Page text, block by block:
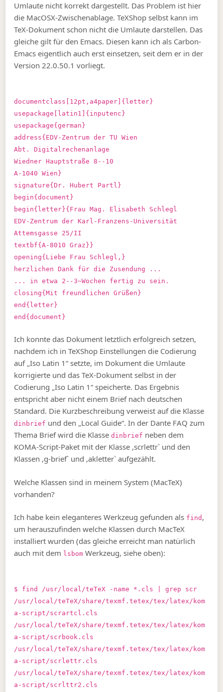
Umlaute nicht korrekt dargestellt. Das Problem ist hier
die MacOSX-Zwischenablage. TeXShop selbst kann im
TeX-Dokument schon nicht die Umlaute darstellen. Das
gleiche gilt für den Emacs. Diesen kann ich als Carbon-
Emacs eigentlich auch erst einsetzen, seit dem er in der
Version 22.0.50.1 vorliegt.
documentclass[12pt,a4paper]{letter}
usepackage[latin1]{inputenc}
usepackage{german}
address{EDV-Zentrum der TU Wien
Abt. Digitalrechenanlage
Wiedner Hauptstraße 8--10
A-1040 Wien}
signature{Dr. Hubert Partl}
begin{document}
begin{letter}{Frau Mag. Elisabeth Schlegl
EDV-Zentrum der Karl-Franzens-Universität
Attemsgasse 25/II
textbf{A-8010 Graz}}
opening{Liebe Frau Schlegl,}
herzlichen Dank für die Zusendung ...
... in etwa 2--3~Wochen fertig zu sein.
closing{Mit freundlichen Grüßen}
end{letter}
end{document}
Ich konnte das Dokument letztlich erfolgreich setzen,
nachdem ich in TeXShop Einstellungen die Codierung
auf „Iso Latin 1“ setzte, im Dokument die Umlaute
korrigierte und das TeX-Dokument selbst in der
Codierung „Iso Latin 1“ speicherte. Das Ergebnis
entspricht aber nicht einem Brief nach deutschen
Standard. Die Kurzbeschreibung verweist auf die Klasse
dinbrief und den „Local Guide“. In der Dante FAQ zum
Thema Brief wird die Klassedinbrief neben dem
KOMA-Script-Paket mit der Klasse ,scrlettr` und den
Klassen ,g-brief` und ,akletter` aufgezählt.
Welche Klassen sind in meinem System (MacTeX)
vorhanden?
Ich habe kein eleganteres Werkzeug gefunden als find ,
um herauszufinden welche Klassen durch MacTeX
installiert wurden (das gleiche erreicht man natürlich
auch mit dem lsbom Werkzeug, siehe oben):
$ find /usr/local/teTeX -name *.cls | grep scr
/usr/local/teTeX/share/texmf.tetex/tex/latex/kom
a-script/scrartcl.cls
/usr/local/teTeX/share/texmf.tetex/tex/latex/kom
a-script/scrbook.cls
/usr/local/teTeX/share/texmf.tetex/tex/latex/kom
a-script/scrlettr.cls
/usr/local/teTeX/share/texmf.tetex/tex/latex/kom
a-script/scrlttr2.cls